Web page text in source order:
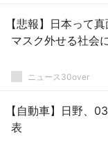
【悲報】日本って
マスク外せる社会
ニュース30over
【自動車】日野、03年から
表